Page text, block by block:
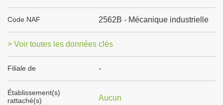
Code NAF 2562B - Mécanique industrielle
> Voir toutes les données clés
Filiale de -
Établissement(s)
rattaché(s)
Aucun